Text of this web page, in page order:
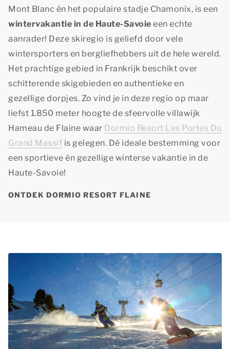
Mont Blanc én het populaire stadje Chamonix, is een
wintervakantie in de Haute-Savoie een echte
aanrader! Deze skiregio is geliefd door vele
wintersporters en bergliefhebbers uit de hele wereld.
Het prachtige gebied in Frankrijk beschikt over
schitterende skigebieden en authentieke en
gezellige dorpjes. Zo vind je in deze regio op maar
liefst 1.850 meter hoogte de sfeervolle villawijk
Hameau de Flaine waar Dormio Resort Les Portes Du
Grand Massif is gelegen. Dé ideale bestemming voor
een sportieve én gezellige winterse vakantie in de
Haute-Savoie!
ONTDEK DORMIO RESORT FLAINE